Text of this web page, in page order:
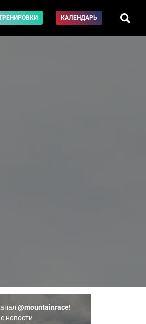
КАЛЕНДАРЬ
@mountainrace!
новости